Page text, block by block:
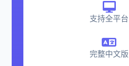
支持全平台
完整中文版